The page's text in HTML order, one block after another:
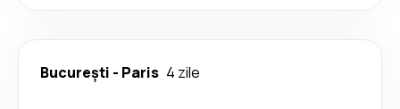
București - Paris 4 zile